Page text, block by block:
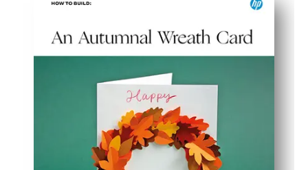
Begeistert Kinder mit farbenfrohen
Fördert Schreibfähigkeiten und sozial-emotionales
Perfekt für Klassenzimmer, Familiennotizen oder